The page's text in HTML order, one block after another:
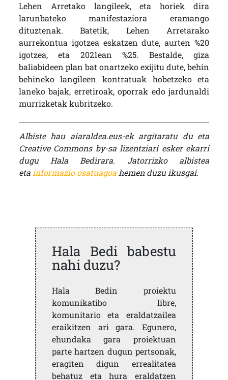
Lehen Arretako langileek, eta horiek dira
larunbateko manifestaziora eramango
dituztenak. Batetik, Lehen Arretarako
aurrekontua igotzea eskatzen dute, aurten %20
igotzea, eta 2021ean %25. Bestalde, giza
baliabideen plan bat onartzeko exijitu dute, behin
behineko langileen kontratuak hobetzeko eta
laneko bajak, erretiroak, oporrak edo jardunaldi
murrizketak kubritzeko.
Albiste hau aiaraldea.eus-ek argitaratu du eta
Creative Commons by-sa lizentziari esker ekarri
dugu Hala Bedirara. Jatorrizko albistea
etainformazio osatuagoa hemen duzu ikusgai.
Hala Bedi babestu
nahi duzu?
Hala Bedin proiektu
komunikatibo libre,
komunitario eta eraldatzailea
eraikitzen ari gara. Egunero,
ehundaka gara proiektuan
parte hartzen dugun pertsonak,
eragiten digun errealitatea
behatuz eta hura eraldatzen